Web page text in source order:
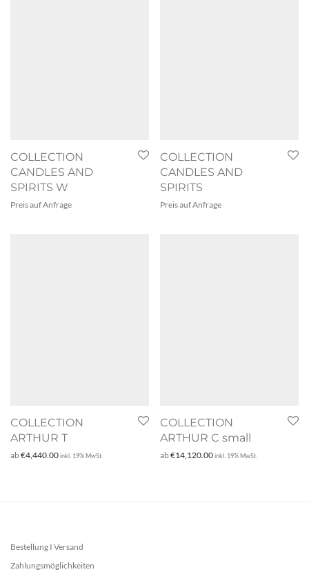
COLLECTION
CANDLES AND
SPIRITS W
Preis auf Anfrage
COLLECTION
CANDLES AND
SPIRITS
Preis auf Anfrage
COLLECTION
ARTHUR T
ab€4,440.00inkl. 19% MwSt.
COLLECTION
ARTHUR C small
ab€14,120.00inkl. 19% MwSt.
Bestellung I Versand
Zahlungsmöglichkeiten